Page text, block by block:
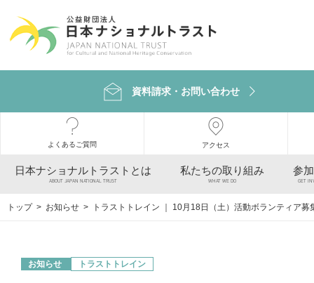
資料請求・お問い合わせ
よくあるご質問 アクセス
日本ナショナルトラストとは
ABOUT JAPAN NATIONAL TRUST
私たちの取り組み
WHAT WE DO
参
GET
トップ > お知らせ > トラストトレイン ｜ 10月18日（土）活動ボランティア募
お知らせ トラストトレイン